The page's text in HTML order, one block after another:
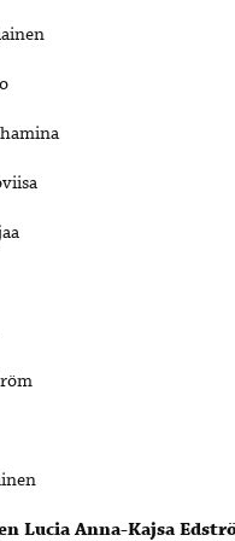
Lucia Anna-Kajsa